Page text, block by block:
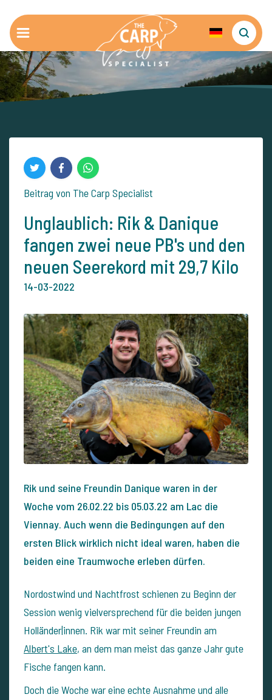
Beitrag von The Carp Specialist
Unglaublich: Rik & Danique
fangen zwei neue PB's und den
neuen Seerekord mit 29,7 Kilo
14-03-2022
Rik und seine Freundin Danique waren in der
Woche vom 26.02.22 bis 05.03.22 am Lac die
Viennay. Auch wenn die Bedingungen auf den
ersten Blick wirklich nicht ideal waren, haben die
beiden eine Traumwoche erleben dürfen.
Nordostwind und Nachtfrost schienen zu Beginn der
Session wenig vielversprechend für die beiden jungen
Holländer|innen. Rik war mit seiner Freundin am
Albert's Lake, an dem man meist das ganze Jahr gute
Fische fangen kann.
Doch die Woche war eine echte Ausnahme und alle